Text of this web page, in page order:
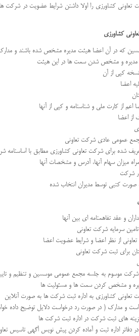
کشاورزی را اولا داشتن شرایط عضویت در شرکت
کشاورزی
که در آن اعضا هیئت مدیره مشخص شده باشند و
مدیره و مشخص شدن سمت ها در این هیئت
کپی از آن
اعضا
اعم از کارت ملی و شناسنامه و کپی از آنها
از اعضا
مجمع عمومی عادی شرکت تعاونی
شده برای شرکت تعاونی کشاورزی مطابق با اساسنامه
میزان سهام آنها، آدرس و مشخصات آنها
در شرکت
صورت کتبی توسط مدیران انتخاب شده
و عقد تفاهمنامه ای بین آنها
سرمایه شرکت تعاونی
از نظر اعضا و شرایط عضویت اعضا
برای ثبت شرکت تعاونی
موسوم به جلسه مجمع عمومی موسسین و تنظیم و
و مشخص کردن سمت ها و مسئولیت ها
تعاونی کشاورزی به اداره ثبت شرکت ها به صورت آنلاین
و مدارک ( در صورت رد درخواست دلایل توضیح داده خواهد
های ثبت شرکت در اداره ثبت شرکت ها
دفاتر اداره ثبت و آماده کردن پیش نویس آگهی تاسیس